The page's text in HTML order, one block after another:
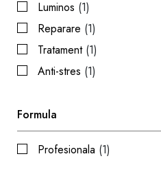
Luminos (1)
Reparare (1)
Tratament(1)
Anti-stres (1)
Formula
Profesionala (1)